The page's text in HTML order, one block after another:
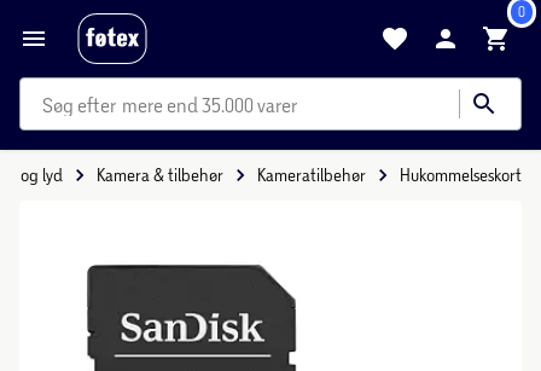
0
mere end 35.000 varer
og lyd Kamera & tilbehør Kameratilbehør Hukommelseskort